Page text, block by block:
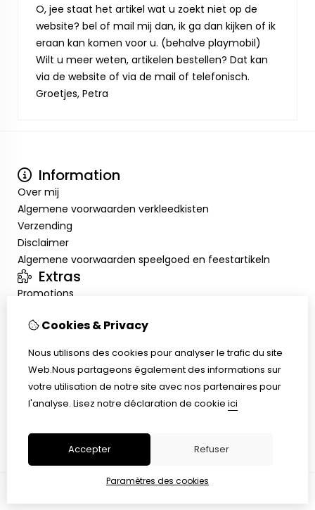
O, jee staat het artikel wat u zoekt niet op de
website? bel of mail mij dan, ik ga dan kijken of ik
eraan kan komen voor u. (behalve playmobil)
Wilt u meer weten, artikelen bestellen? Dat kan
via de website of via de mail of telefonisch.
Groetjes, Petra
Information
Over mij
Algemene voorwaarden verkleedkisten
Verzending
Disclaimer
Algemene voorwaarden speelgoed en feestartikeln
Extras
Promotions
Inloggen
Service client
Retour de marchandise
Cookies & Privacy
Nous utilisons des cookies pour analyser le trafic du site
Web.Nous partageons également des informations sur
votre utilisation de notre site avec nos partenaires pour
l'analyse. Lisez notre déclaration de cookie ici
Accepter Refuser
Paramètres des cookies